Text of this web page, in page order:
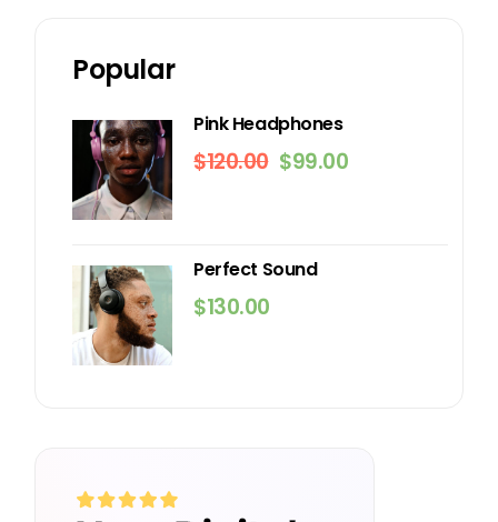
Popular
Pink Headphones
$120.00 $99.00
Perfect Sound
$130.00